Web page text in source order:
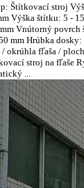
Štítkovací stroj
Výška štítku: 5 -
Vnútorný
mm Hrúbka
/ okrúhla fľaša /
stroj na fľaše
...